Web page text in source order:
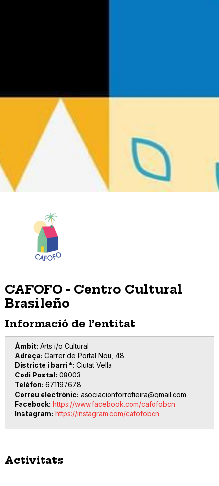
CAFOFO - Centro Cultural
Brasileño
Informació de l’entitat
Àmbit Arts i/o Cultural
Adreça Carrer de Portal Nou, 48
Districte i barri * Ciutat Vella
Codi Postal 08003
Telèfon 671197678
Correu electrònic asociacionforrofieira@gmail.com
Facebook https://www.facebook.com/cafofobcn
Instagram https://instagram.com/cafofobcn
Activitats